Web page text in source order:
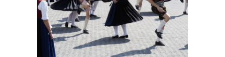
Tempolimit in 30er-Zonen – Untersuchung von Vias
08.08.2026 - 00:26 von klar zu
Mehrere Menschen in Londons City niedergestochen
07.08.2026 - 23:52 von Hans L. zu
Aachen ab 11. August wieder Mekka des Pferdesports –